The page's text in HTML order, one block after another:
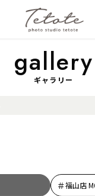
ギャラリー
福山店